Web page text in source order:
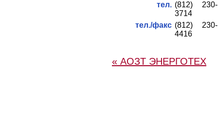
тел. (812) 230-
3714
тел./факс (812) 230-
4416
« АОЗТ ЭНЕРГОТЕХ